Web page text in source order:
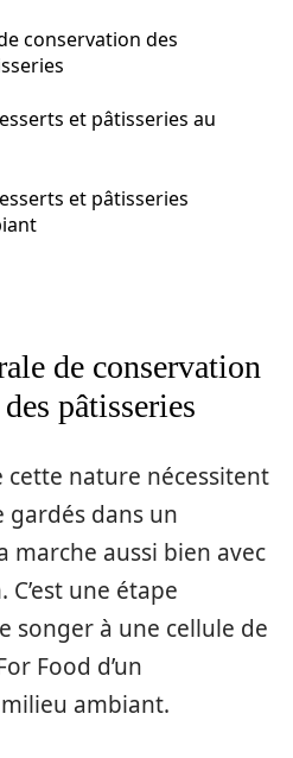
conservation des
et pâtisseries au
et pâtisseries
de conservation
pâtisseries
cette nature nécessitent
gardés dans un
marche aussi bien avec
une étape
songer à une cellule de
Food d’un
ambiant.